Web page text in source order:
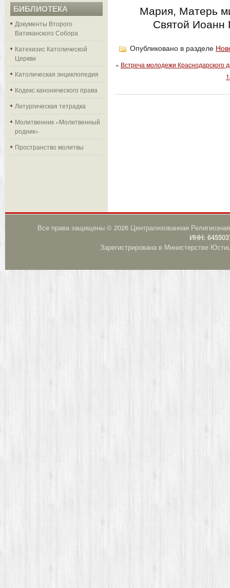
БИБЛИОТЕКА
Документы Второго
Ватиканского Собора
Катехизис Католической
Церкви
Католическая энциклопедия
Кодекс канонического права
Литургическая тетрадка
Молитвенник «Молитвенный
родник»
Пространство молитвы
Мария, Матерь
Святой Иоанн
Опубликовано в разделе
« Встреча молодежи Краснодарского
Все права защищены © 2026 Централизованная
ИНН:
Зарегистрирована в Министерстве